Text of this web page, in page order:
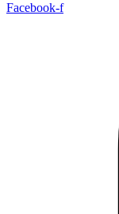
Facebook-f